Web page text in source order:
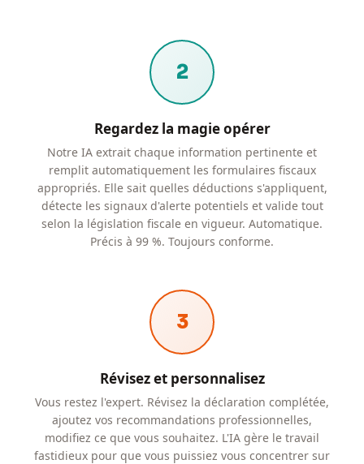
2
Regardez la magie opérer
Notre IA extrait chaque information pertinente et
remplit automatiquement les formulaires fiscaux
appropriés. Elle sait quelles déductions s'appliquent,
détecte les signaux d'alerte potentiels et valide tout
selon la législation fiscale en vigueur. Automatique.
Précis à 99 %. Toujours conforme.
3
Révisez et personnalisez
Vous restez l'expert. Révisez la déclaration complétée,
ajoutez vos recommandations professionnelles,
modifiez ce que vous souhaitez. L'IA gère le travail
fastidieux pour que vous puissiez vous concentrer sur